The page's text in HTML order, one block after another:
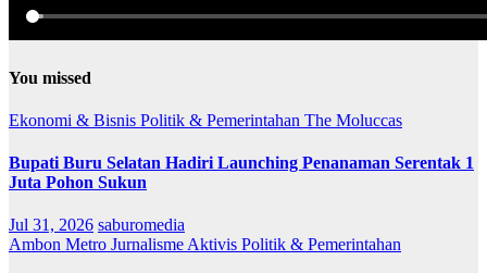
You missed
Ekonomi & Bisnis Politik & Pemerintahan The Moluccas
Bupati Buru Selatan Hadiri Launching Penanaman Serentak 1
Juta Pohon Sukun
Jul 31, 2026 saburomedia
Ambon Metro Jurnalisme Aktivis Politik & Pemerintahan